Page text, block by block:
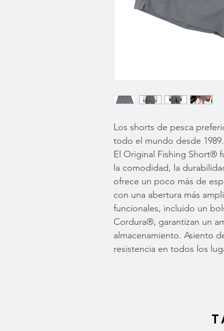
Los shorts de pesca
todo el mundo desde 1989.
El Original Fishing Short®
la comodidad, la
ofrece un poco más de
con una abertura más
funcionales, incluido un
Cordura®, garantizan un
almacenamiento. Asiento
resistencia en todos los